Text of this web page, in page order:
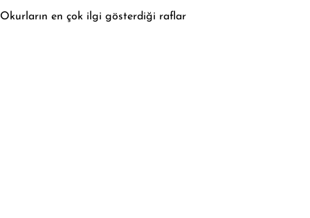
Okurların en çok ilgi gösterdiği raflar